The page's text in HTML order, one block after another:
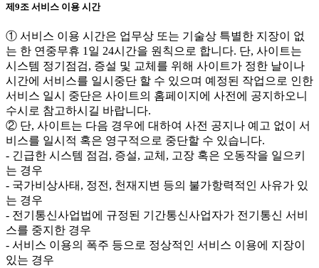
제9조 서비스 이용 시간
① 서비스 이용 시간은 업무상 또는 기술상 특별한 지장이 없
는 한 연중무휴 1일 24시간을 원칙으로 합니다. 단, 사이트는
시스템 정기점검, 증설 및 교체를 위해 사이트가 정한 날이나
시간에 서비스를 일시중단 할 수 있으며 예정된 작업으로 인한
서비스 일시 중단은 사이트의 홈페이지에 사전에 공지하오니
수시로 참고하시길 바랍니다.
② 단, 사이트는 다음 경우에 대하여 사전 공지나 예고 없이 서
비스를 일시적 혹은 영구적으로 중단할 수 있습니다.
- 긴급한 시스템 점검, 증설, 교체, 고장 혹은 오동작을 일으키
는 경우
- 국가비상사태, 정전, 천재지변 등의 불가항력적인 사유가 있
는 경우
- 전기통신사업법에 규정된 기간통신사업자가 전기통신 서비
스를 중지한 경우
- 서비스 이용의 폭주 등으로 정상적인 서비스 이용에 지장이
있는 경우